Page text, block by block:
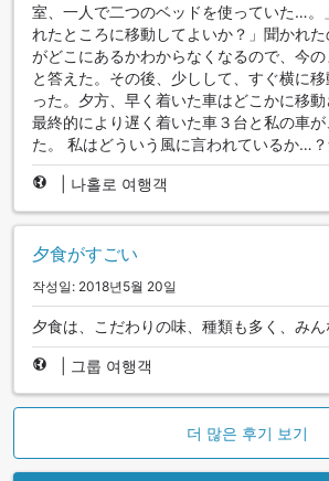
室、一人で二つのベッドを使っていた…。
れたところに移動してよいか？」聞かれ
がどこにあるかわからなくなるので、今の
と答えた。その後、少しして、すぐ横に
った。夕方、早く着いた車はどこかに移動
最終的により遅く着いた車３台と私の車
た。 私はどういう風に言われているか…？
나홀로 여행객
夕食がすごい
작성일: 2018년5월 20일
夕食は、こだわりの味、種類も多く、み
그룹 여행객
더 많은 후기 보기